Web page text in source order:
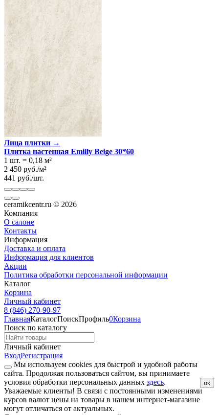
Лица плитки →
Плитка настенная Emilly Beige 30*60
1 шт. = 0,18 м²
2 450 руб./м²
441 руб./шт.
ceramikcentr.ru © 2026
Компания
О салоне
Контакты
Информация
Доставка и оплата
Информация для клиентов
Акции
Политика обработки персональной информации
Каталог
Корзина
Личный кабинет
8 (846) 270-90-97
ГлавнаяКаталогПоискПрофиль0Корзина
Поиск по каталогу
Личный кабинет
ВходРегистрация
Мы используем cookies для быстрой и удобной работы
сайта. Продолжая пользоваться сайтом, вы принимаете
условия обработки персональных данных здесь. ок
Уважаемые клиенты! В связи с постоянными изменениями
курсов валют цены на товары в нашем интернет-магазине
могут отличаться от актуальных.